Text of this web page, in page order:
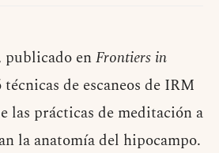
publicado enFrontiers in
de escaneos de IRM
las prácticas de meditación a
la anatomía del hipocampo.